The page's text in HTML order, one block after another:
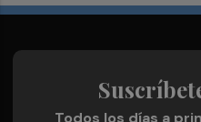
Todos los días a